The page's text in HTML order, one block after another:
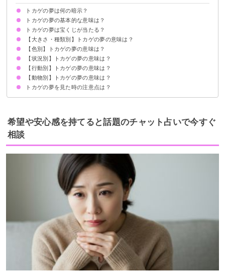
トカゲの夢は何の暗示？
トカゲの夢の基本的な意味は？
再生と幸運の暗示
状況によって意味が決まる
トカゲの夢は宝くじが当たる？
吉夢のトカゲの夢なら当たるかも
トカゲの夢を見て宝くじが当たった体験談
【大きさ・種類別】トカゲの夢の意味は？
大きいトカゲの夢【警告夢】
小さいトカゲの夢【吉夢】
赤ちゃんトカゲの夢【吉夢】
エリマキトカゲの夢【吉夢】
【色別】トカゲの夢の意味は？
白いトカゲの夢【吉夢】
黒いトカゲの夢【凶夢】
ピンクのトカゲの夢【吉夢】
赤いトカゲの夢【吉夢】
茶色いトカゲの夢【警告夢】
カラフルなトカゲの夢【吉夢】
【状況別】トカゲの夢の意味は？
トカゲに噛まれる夢【吉夢】
トカゲが死んでいる夢【吉夢】
たくさんのトカゲが出てくる夢【吉夢】
トカゲが走っている夢【吉夢】
トカゲに追いかけられる夢【警告夢】
トカゲが逃げる夢
トカゲが眠っている夢
トカゲが何かを食べている夢【吉夢】
【行動別】トカゲの夢の意味は？
トカゲを捕まえる夢【吉夢】
トカゲを追い出す夢【吉夢】
トカゲを踏む夢【警告夢】
トカゲを食べる夢【吉夢】
トカゲを退治する夢【吉夢】
トカゲを飼う夢【吉夢】
トカゲと喋る夢【吉夢】
トカゲになる夢【警告夢】
【動物別】トカゲの夢の意味は？
トカゲとヤモリの夢【吉夢】
トカゲと蛇の夢
トカゲと猫の夢【吉夢・凶夢】
トカゲと犬の夢【吉夢・凶夢】
トカゲの夢を見た時の注意点は？
警告が現実にならないよう先手を打つ
警告夢や凶夢の内容を人に話す
希望や安心感を持てると話題のチャット占いで今すぐ
相談